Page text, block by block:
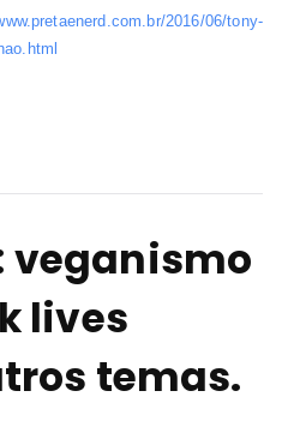
2016/06/tony-
lives
temas.